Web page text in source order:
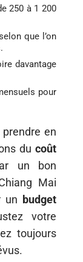
250 à 1 200
que l’on
davantage
pour
en
du coût
un bon
Mai
un budget
votre
toujours